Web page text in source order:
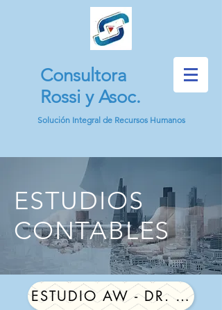
Consultora
Rossi y Asoc.
Solución Integral de Recursos Humanos
ESTUDIOS
CONTABLES
ESTUDIO AW - DR.